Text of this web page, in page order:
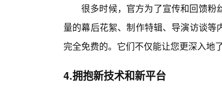
很多时候，官方为了宣传和回馈粉
量的幕后花絮、制作特辑、导演访谈
完全免费的。它们不仅能让您更深入地
4.拥抱新技术和新平台